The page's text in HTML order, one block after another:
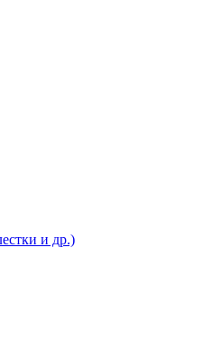
и др.)